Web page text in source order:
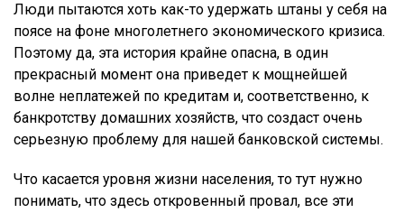
Люди пытаются хоть как-то удержать штаны у себя на
поясе на фоне многолетнего экономического кризиса.
Поэтому да, эта история крайне опасна, в один
прекрасный момент она приведет к мощнейшей
волне неплатежей по кредитам и, соответственно, к
банкротству домашних хозяйств, что создаст очень
серьезную проблему для нашей банковской системы.
Что касается уровня жизни населения, то тут нужно
понимать, что здесь откровенный провал, все эти